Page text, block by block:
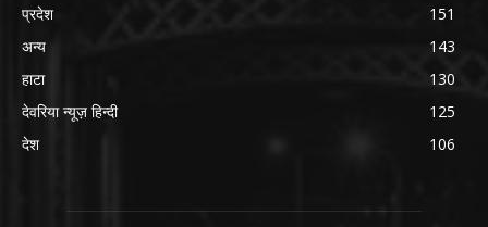
प्रदेश
151
अन्य
143
हाटा
130
देवरिया न्यूज़ हिन्दी
125
देश
106